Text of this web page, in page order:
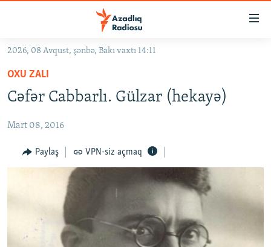
Əsas
qayıt
Əsas
qayıt
#İZAHLA
#ƏSLINDƏ
FƏRQƏ BAX
QANUNI DOĞRU
ARAŞDIRMA
MULTIMEDIA
VIDEO
RADIO ARXIV
2026, 08 Avqust, şənbə, Bakı vaxtı 14:11
OXU ZALI
Cəfər Cabbarlı. Gülzar (hekayə)
Mart 08, 2016
Paylaş VPN-siz açmaq